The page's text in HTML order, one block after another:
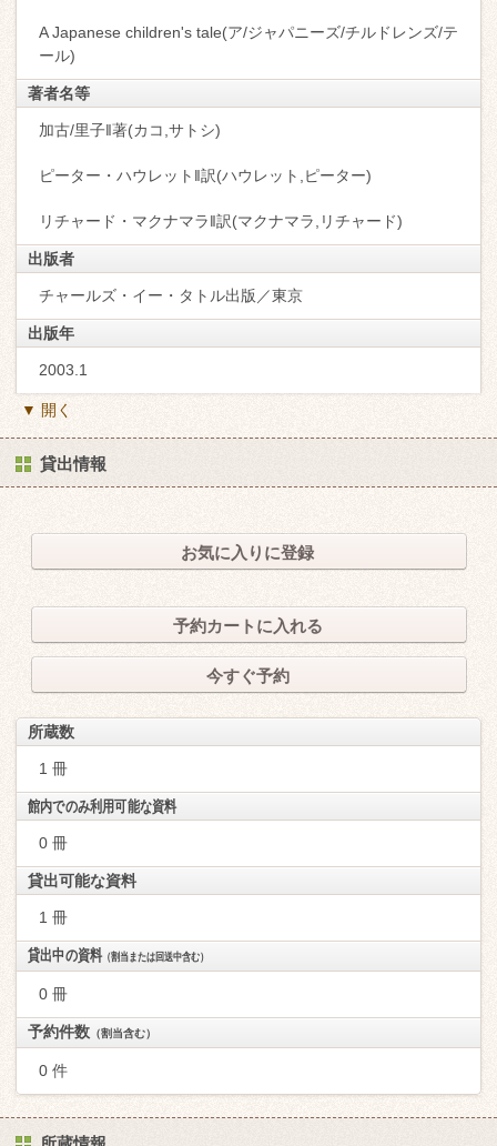
A Japanese children's tale(ア/ジャパニーズ/チルドレンズ/テ
ール)
著者名等
加古/里子‖著(カコ,サトシ)
ピーター・ハウレット‖訳(ハウレット,ピーター)
リチャード・マクナマラ‖訳(マクナマラ,リチャード)
出版者
チャールズ・イー・タトル出版／東京
出版年
2003.1
▼ 開く
貸出情報
お気に入りに登録
予約カートに入れる
今すぐ予約
所蔵数
1 冊
館内でのみ利用可能な資料
0 冊
貸出可能な資料
1 冊
貸出中の資料（割当または回送中含む）
0 冊
予約件数 （割当含む）
0 件